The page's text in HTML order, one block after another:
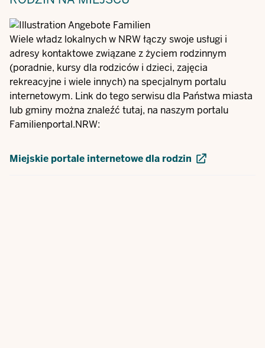
Wiele władz lokalnych w NRW łączy swoje usługi i
adresy kontaktowe związane z życiem rodzinnym
(poradnie, kursy dla rodziców i dzieci, zajęcia
rekreacyjne i wiele innych) na specjalnym portalu
internetowym. Link do tego serwisu dla Państwa miasta
lub gminy można znaleźć tutaj, na naszym portalu
Familienportal.NRW:
Miejskie portale internetowe dla rodzin